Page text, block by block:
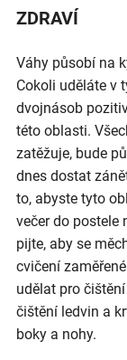
ZDRAVÍ
Váhy působí na
Cokoli uděláte v
dvojnásob
této oblasti.
zatěžuje, bude
dnes dostat
to, abyste tyto
večer do postele
pijte, aby se
cvičení
udělat pro
čištění ledvin a
boky a nohy.